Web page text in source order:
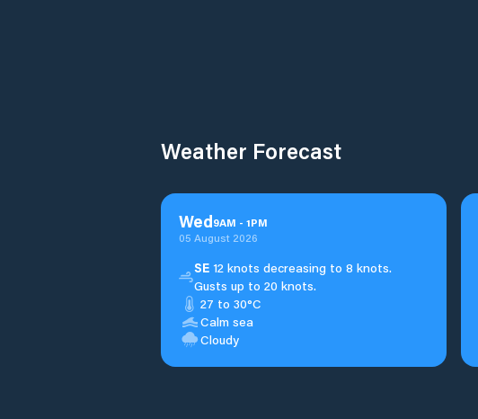
Weather Forecast
Wed9AM - 1PM
05 August 2026
SE 12 knots decreasing to 8 knots.
Gusts up to 20 knots.
27 to 30°C
Calm sea
Cloudy